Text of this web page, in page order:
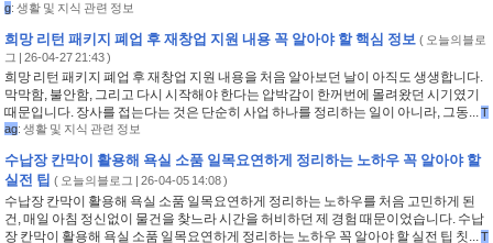
g: 생활 및 지식 관련 정보
희망 리턴 패키지 폐업 후 재창업 지원 내용 꼭 알아야 할 핵심 정보 ( 오늘의블로
그 | 26-04-27 21:43 )
희망 리턴 패키지 폐업 후 재창업 지원 내용을 처음 알아보던 날이 아직도 생생합니다.
막막함, 불안함, 그리고 다시 시작해야 한다는 압박감이 한꺼번에 몰려왔던 시기였기
때문입니다. 장사를 접는다는 것은 단순히 사업 하나를 정리하는 일이 아니라, 그동...T
ag: 생활 및 지식 관련 정보
수납장 칸막이 활용해 욕실 소품 일목요연하게 정리하는 노하우 꼭 알아야 할
실전 팁 ( 오늘의블로그 | 26-04-05 14:08 )
수납장 칸막이 활용해 욕실 소품 일목요연하게 정리하는 노하우를 처음 고민하게 된
건, 매일 아침 정신없이 물건을 찾느라 시간을 허비하던 제 경험 때문이었습니다. 수납
장 칸막이 활용해 욕실 소품 일목요연하게 정리하는 노하우 꼭 알아야 할 실전 팁 칫...T